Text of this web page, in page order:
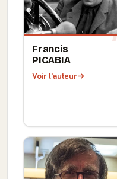
Francis
PICABIA
Voir l'auteur